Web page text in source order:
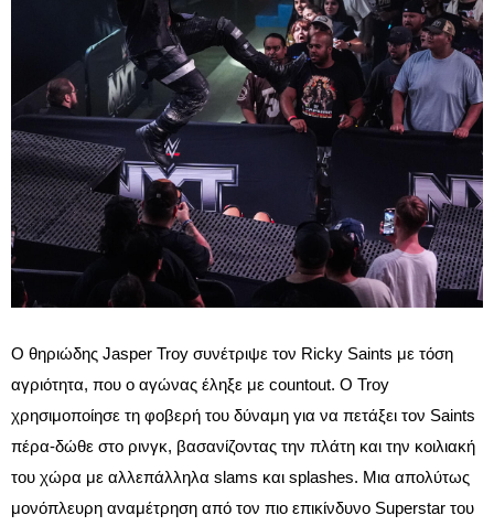
Ο θηριώδης Jasper Troy συνέτριψε τον Ricky Saints με τόση
αγριότητα, που ο αγώνας έληξε με countout. Ο Troy
χρησιμοποίησε τη φοβερή του δύναμη για να πετάξει τον Saints
πέρα-δώθε στο ρινγκ, βασανίζοντας την πλάτη και την κοιλιακή
του χώρα με αλλεπάλληλα slams και splashes. Μια απολύτως
μονόπλευρη αναμέτρηση από τον πιο επικίνδυνο Superstar του